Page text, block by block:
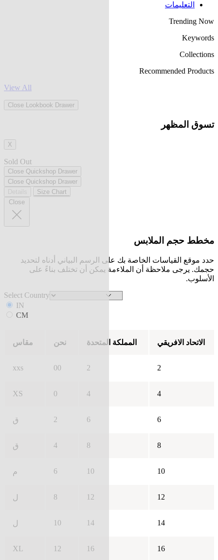
التعليمات
Trending Now
Keywords
Collections
Recommended Products
View All
Close Lookbook Drawer
تسوق المظهر
X
Sold Out
Close Quickshop Drawer
Close Quickshop Drawer
Size Chart
Close
مخطط حجم الملابس
حدد موقع القياسات الخاصة بك على الرسم البياني أدناه لتحديد
حجمك. يرجى ملاحظة أن الملاءمة يمكن أن تختلف بناءً على
الأسلوب.
Select Country
IN
CM
مقاس نحن المملكة المتحدة الاتحاد الافريقي
xxs 00 2 2
XS 0 4 4
ق 2 6 6
ق 4 8 8
م 6 10 10
ل 8 12 12
ل 10 14 14
XL 12 16 16